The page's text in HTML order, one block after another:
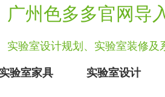
广州色多多官网导
实验室设计规划、实验室装修
实验室家具 实验室设计